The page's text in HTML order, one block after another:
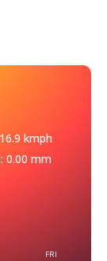
kmph
0.00 mm
FRI